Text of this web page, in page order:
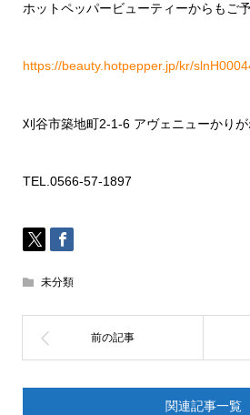
ホットペッパービューティーからもご
https://beauty.hotpepper.jp/kr/
刈谷市築地町2-1-6 アヴェニューかりが
TEL.0566-57-1897
未分類
関連記事一覧